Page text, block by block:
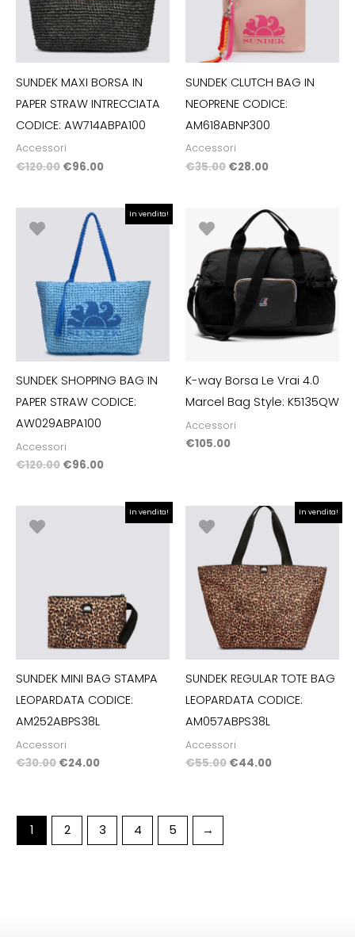
SUNDEK MAXI BORSA IN
PAPER STRAW INTRECCIATA
CODICE: AW714ABPA100
Accessori
€120.00 €96.00
SUNDEK CLUTCH BAG IN
NEOPRENE CODICE:
AM618ABNP300
Accessori
€35.00 €28.00
In vendita!
SUNDEK SHOPPING BAG IN
PAPER STRAW CODICE:
AW029ABPA100
Accessori
€120.00
prezzo
originale
era:
€120.00.
€96.00
prezzo
attuale
è:
€96.00.
K-way Borsa Le Vrai 4.0
Marcel Bag Style: K5135QW
Accessori
€105.00
In vendita!
SUNDEK MINI BAG STAMPA
LEOPARDATA CODICE:
AM252ABPS38L
Accessori
€30.00 €24.00
prezzo
In vendita!
SUNDEK REGULAR TOTE BAG
LEOPARDATA CODICE:
AM057ABPS38L
Accessori
€55.00
prezzo
originale
era:
€55.00.
€44.00
Il
prezzo
attuale
è:
€44.00.
1 2 3 4 5 →